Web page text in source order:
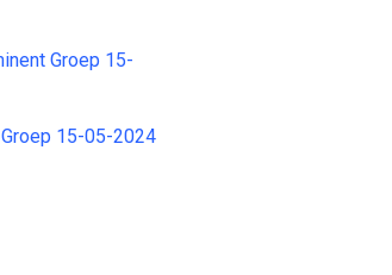
Groep 15-
15-05-2024